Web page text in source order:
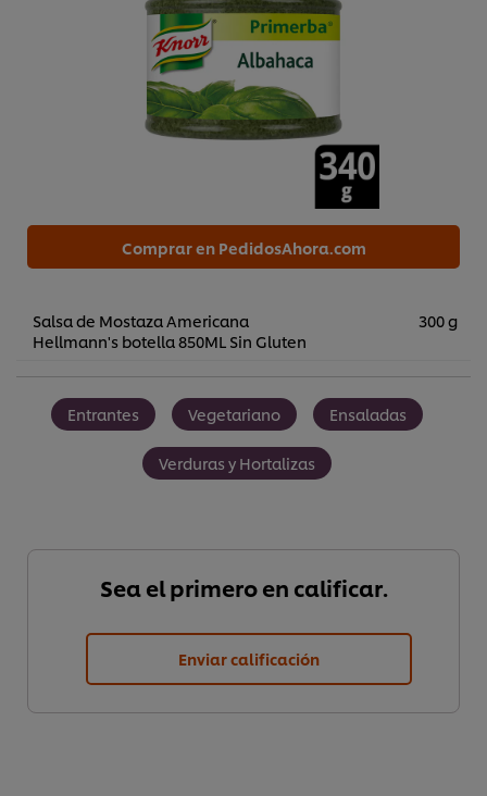
Comprar en PedidosAhora.com
Salsa de Mostaza Americana
Hellmann's botella 850ML Sin Gluten
300 g
Entrantes Vegetariano Ensaladas
Verduras y Hortalizas
Sea el primero en calificar.
Enviar calificación